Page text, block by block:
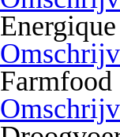
Energique
Farmfood